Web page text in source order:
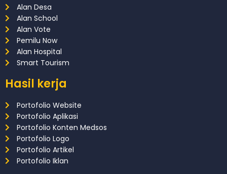
Alan Desa
Alan School
Alan Vote
Pemilu Now
Alan Hospital
Smart Tourism
Hasil kerja
Portofolio Website
Portofolio Aplikasi
Portofolio Konten Medsos
Portofolio Logo
Portofolio Artikel
Portofolio Iklan